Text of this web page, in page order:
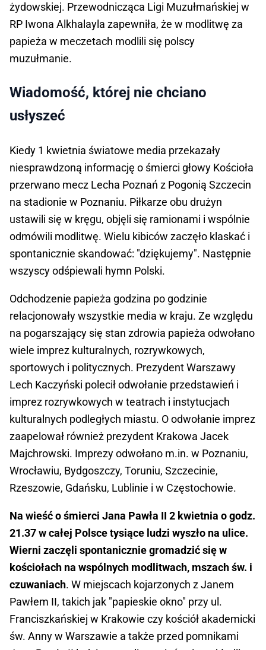
żydowskiej. Przewodnicząca Ligi Muzułmańskiej w
RP Iwona Alkhalayla zapewniła, że w modlitwę za
papieża w meczetach modlili się polscy
muzułmanie.
Wiadomość, której nie chciano
usłyszeć
Kiedy 1 kwietnia światowe media przekazały
niesprawdzoną informację o śmierci głowy Kościoła
przerwano mecz Lecha Poznań z Pogonią Szczecin
na stadionie w Poznaniu. Piłkarze obu drużyn
ustawili się w kręgu, objęli się ramionami i wspólnie
odmówili modlitwę. Wielu kibiców zaczęło klaskać i
spontanicznie skandować: "dziękujemy". Następnie
wszyscy odśpiewali hymn Polski.
Odchodzenie papieża godzina po godzinie
relacjonowały wszystkie media w kraju. Ze względu
na pogarszający się stan zdrowia papieża odwołano
wiele imprez kulturalnych, rozrywkowych,
sportowych i politycznych. Prezydent Warszawy
Lech Kaczyński polecił odwołanie przedstawień i
imprez rozrywkowych w teatrach i instytucjach
kulturalnych podległych miastu. O odwołanie imprez
zaapelował również prezydent Krakowa Jacek
Majchrowski. Imprezy odwołano m.in. w Poznaniu,
Wrocławiu, Bydgoszczy, Toruniu, Szczecinie,
Rzeszowie, Gdańsku, Lublinie i w Częstochowie.
Na wieść o śmierci Jana Pawła II 2 kwietnia o godz.
21.37 w całej Polsce tysiące ludzi wyszło na ulice.
Wierni zaczęli spontanicznie gromadzić się w
kościołach na wspólnych modlitwach, mszach św. i
czuwaniach. W miejscach kojarzonych z Janem
Pawłem II, takich jak "papieskie okno" przy ul.
Franciszkańskiej w Krakowie czy kościół akademicki
św. Anny w Warszawie a także przed pomnikami